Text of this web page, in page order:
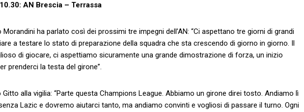
AN Brescia – Terrassa
Morandini ha parlato così dei prossimi tre impegni dell’AN: “Ci aspettano tre giorni di grandi
a testare lo stato di preparazione della squadra che sta crescendo di giorno in giorno. Il
di giocare, ci aspettiamo sicuramente una grande dimostrazione di forza, un inizio
prenderci la testa del girone”.
alla vigilia: “Parte questa Champions League. Abbiamo un girone direi tosto. Andiamo lì
Lazic e dovremo aiutarci tanto, ma andiamo convinti e vogliosi di passare il turno. Ogni